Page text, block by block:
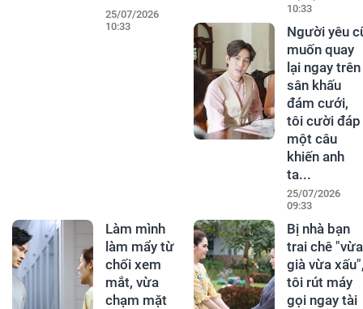
25/07/2026
10:33
10:33
Người yêu
muốn quay
lại ngay trên
sân khấu
đám cưới,
tôi cười đáp
một câu
khiến anh
ta...
25/07/2026
09:33
Làm mình
làm mẩy từ
chối xem
mắt, vừa
chạm mặt
Bị nhà bạn
trai chê "vừa
già vừa
tôi rút máy
gọi ngay tài